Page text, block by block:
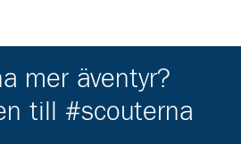
mer äventyr?
till #scouterna